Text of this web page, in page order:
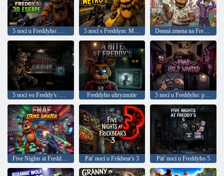
5 nocí u Freddyho: Útek 5 nocí s Freddym: Metro Denná zmena na Freddy 2
5 nocí vo Freddy's: Blood and Gear Freddyho uhryznutie 5 nocí u Freddyho: potrebná pomoc
Five Nights at Freddy's: Shooter Strike Päť nocí u Frikbear's 3 Päť nocí u Freddyho 5